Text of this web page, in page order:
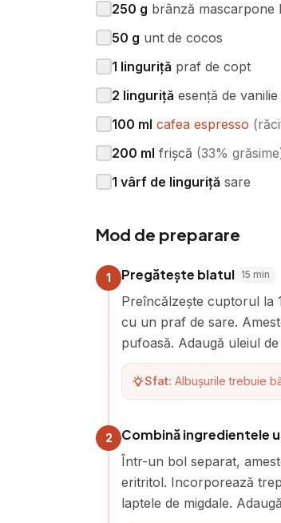
250 g brânză mascarpone
50 g unt de cocos
1 linguriță praf de copt
2 linguriță esență de vanilie
100 ml cafea espresso (
200 ml frișcă (33% grăsime
1 vârf de linguriță sare
Mod de preparare
1 Pregătește blatul 15 min
Preîncălzește cuptorul la
cu un praf de sare.
pufoasă. Adaugă uleiul
Sfat: Albușurile trebuie
2 Combină ingredientele
Într-un bol separat,
eritritol. Incorporează
laptele de migdale.